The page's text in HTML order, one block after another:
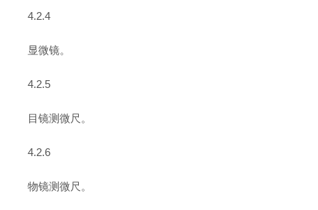
4.2.4
显微镜。
4.2.5
目镜测微尺。
4.2.6
物镜测微尺。